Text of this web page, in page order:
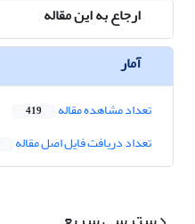
ارجاع به این مقاله
آمار
تعداد مشاهده مقاله 419
تعداد دریافت فایل اصل مقاله